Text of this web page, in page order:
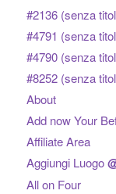
#2136 (senza
#4791 (senza
#4790 (senza
#8252 (senza
About
Add now Your
Affiliate Area
Aggiungi Luogo
All on Four